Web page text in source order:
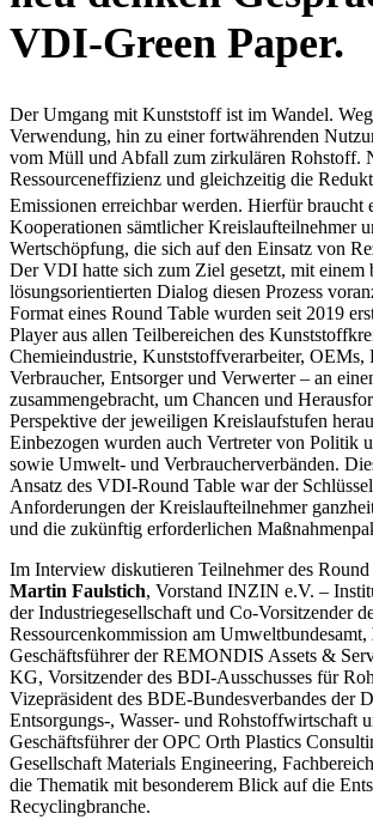
VDI-Green Paper.
Der Umgang mit Kunststoff ist im Wandel.
Verwendung, hin zu einer fortwährenden
vom Müll und Abfall zum zirkulären Rohstoff.
Ressourceneffizienz und gleichzeitig die
Emissionen erreichbar werden. Hierfür braucht
Kooperationen sämtlicher Kreislaufteilnehmer
Wertschöpfung, die sich auf den Einsatz von
Der VDI hatte sich zum Ziel gesetzt, mit einem
lösungsorientierten Dialog diesen Prozess
Format eines Round Table wurden seit 2019
Player aus allen Teilbereichen des
Chemieindustrie, Kunststoffverarbeiter, OEMs,
Verbraucher, Entsorger und Verwerter – an
zusammengebracht, um Chancen und
Perspektive der jeweiligen Kreislaufstufen
Einbezogen wurden auch Vertreter von Politik
sowie Umwelt- und Verbraucherverbänden.
Ansatz des VDI-Round Table war der
Anforderungen der Kreislaufteilnehmer
und die zukünftig erforderlichen
Im Interview diskutieren Teilnehmer des Round
Martin Faulstich, Vorstand INZIN e.V. –
der Industriegesellschaft und Co-Vorsitzender
Ressourcenkommission am Umweltbundesamt,
Geschäftsführer der REMONDIS Assets &
KG, Vorsitzender des BDI-Ausschusses für
Vizepräsident des BDE-Bundesverbandes der
Entsorgungs-, Wasser- und Rohstoffwirtschaft
Geschäftsführer der OPC Orth Plastics
Gesellschaft Materials Engineering,
die Thematik mit besonderem Blick auf die Ent
Recyclingbranche.